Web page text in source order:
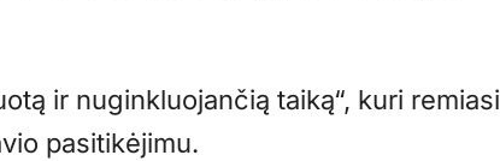
ir nuginkluojančią taiką“, kuri remiasi
pasitikėjimu.